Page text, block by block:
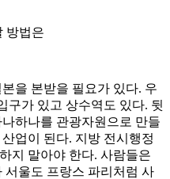
방법은
을 본받을 필요가 있다. 우
구가 있고 상수역도 있다. 뒷
하나를 관광자원으로 만들
업이 된다. 지방 전시행정
지 말아야 한다. 사람들은
서울도 프랑스 파리처럼 사